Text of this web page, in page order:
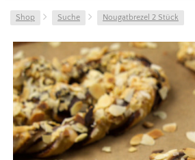
Shop Suche Nougatbrezel 2 Stück